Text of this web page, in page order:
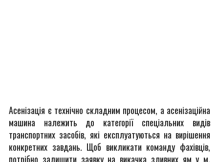
Асенізація є технічно складним процесом, а асенізаційна
машина належить до категорії спеціальних видів
транспортних засобів, які експлуатуються на вирішення
конкретних завдань. Щоб викликати команду фахівців,
потрібно залишити заявку на викачка зливних ям у м.